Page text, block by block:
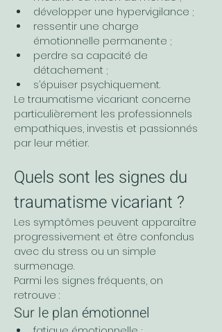
développer une hypervigilance ;
ressentir une charge
émotionnelle permanente ;
perdre sa capacité de
détachement ;
s’épuiser psychiquement.
Le traumatisme vicariant concerne
particulièrement les professionnels
empathiques, investis et passionnés
par leur métier.
Quels sont les signes du
traumatisme vicariant ?
Les symptômes peuvent apparaître
progressivement et être confondus
avec du stress ou un simple
surmenage.
Parmi les signes fréquents, on
retrouve :
Sur le plan émotionnel